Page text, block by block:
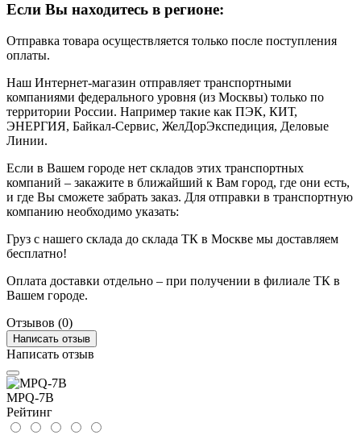
Если Вы находитесь в регионе:
Отправка товара осуществляется только после поступления
оплаты.
Наш Интернет-магазин отправляет транспортными
компаниями федерального уровня (из Москвы) только по
территории России. Например такие как ПЭК, КИТ,
ЭНЕРГИЯ, Байкал-Сервис, ЖелДорЭкспедиция, Деловые
Линии.
Если в Вашем городе нет складов этих транспортных
компаний – закажите в ближайший к Вам город, где они есть,
и где Вы сможете забрать заказ. Для отправки в транспортную
компанию необходимо указать:
Груз с нашего склада до склада ТК в Москве мы доставляем
бесплатно!
Оплата доставки отдельно – при получении в филиале ТК в
Вашем городе.
Отзывов (0)
Написать отзыв
Написать отзыв
MPQ-7B
Рейтинг